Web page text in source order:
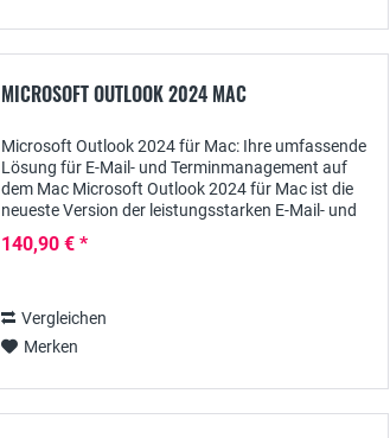
MICROSOFT OUTLOOK 2024 MAC
Microsoft Outlook 2024 für Mac: Ihre umfassende
Lösung für E-Mail- und Terminmanagement auf
dem Mac Microsoft Outlook 2024 für Mac ist die
neueste Version der leistungsstarken E-Mail- und
140,90 € *
Vergleichen
Merken